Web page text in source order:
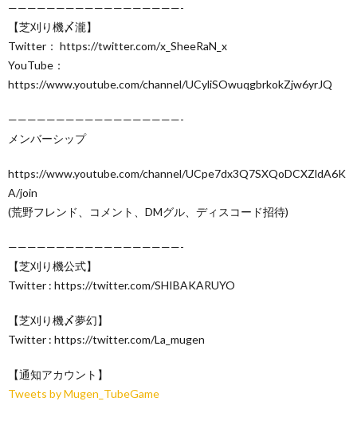
——————————————————-
【芝刈り機〆瀧】
Twitter： https://twitter.com/x_SheeRaN_x
YouTube：
https://www.youtube.com/channel/UCyliSOwuqgbrkokZjw6yrJQ
——————————————————-
メンバーシップ
https://www.youtube.com/channel/UCpe7dx3Q7SXQoDCXZldA6K
A/join
(荒野フレンド、コメント、DMグル、ディスコード招待)
——————————————————-
【芝刈り機公式】
Twitter : https://twitter.com/SHIBAKARUYO
【芝刈り機〆夢幻】
Twitter : https://twitter.com/La_mugen
【通知アカウント】
Tweets by Mugen_TubeGame